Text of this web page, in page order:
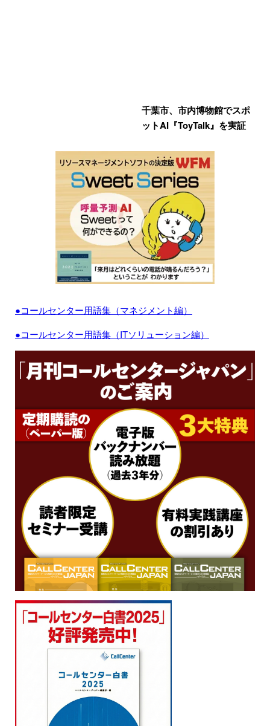
千葉市、市内博物館でスポ
ットAI『ToyTalk』を実証
●コールセンター用語集（マネジメント編）
●コールセンター用語集（ITソリューション編）